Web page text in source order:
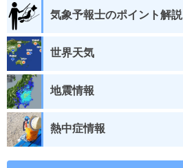
気象予報士のポイント解説
世界天気
地震情報
熱中症情報